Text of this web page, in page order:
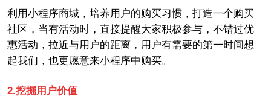
利用小程序商城，培养用户的购买习惯，打造一个购买
社区，当有活动时，直接提醒大家积极参与，不错过优
惠活动，拉近与用户的距离，用户有需要的第一时间想
起我们，也更愿意来小程序中购买。
2.挖掘用户价值